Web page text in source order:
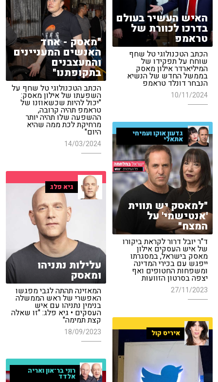
האיש העשיר בעולם
בדרכו לכוורת של
טראמפ
הכתב הטכנולוגי טל שחף
שוחח על תפקידו של
המיליארדר אילון מאסק
בממשל החדש של הנשיא
הנבחר דונלד טראמפ
10/11/2024
"מאסק - אחד
האנשים המעניינים
והמעצבנים
בתקופתנו"
הכתב הטכנולוגי טל שחף על
השפעתו של אילון מאסק:
"יכול להיות שכשאוזנו של
טראמפ תהיה קרובה,
ההשפעה שלו תהיה יותר
מרחיקת לכת ממה שהיא
היום"
14/03/2024
גדעון אוקו ועמיחי
אתאלי
"למאסק יש תווית
'אנטישמי' על
המצח"
ד"ר יובל דרור לקראת ביקורו
של איש העסקים אילון
מאסק בישראל, במסגרתו
ייפגש עם בכירי המדינה
ומשפחות החטופים ואף
יצפה בסרטון הזוועות
27/11/2023
גיא פלג
עלילות נתניהו
ומאסק
המאזינה תהתה לגבי מפגשו
האפשרי של ראש הממשלה
בנימין נתניהו עם איש
העסקים • גיא פלג: "זו שאלה
קצת תמימה"
18/09/2023 איריס קול
רוני בר־און ואריה
אלדד